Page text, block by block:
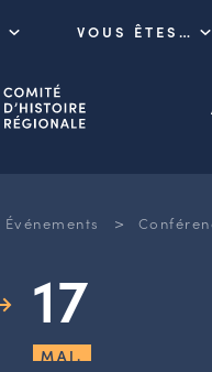
VOUS ÊTES…
Événements >
17
MAI.